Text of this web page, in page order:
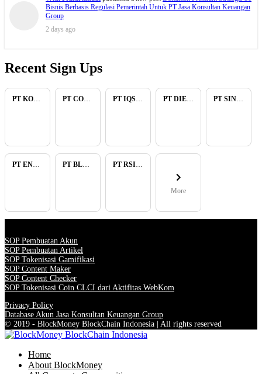
Bisnis Berbasis Regulasi Pemerintah Untuk PT Jasa Konsultan Keuangan
Group
2 days ago
Recent Sign Ups
PT KOPKAR NAWAKARA PT COMECA INDONESIA PT IQSA FAJAR INDONESIA PT DIENZEE PERKASA ABADI PT SINAR PACIFIC ENERGY
PT ENAM RATU TAYEB PT BLUELIGHT CONTINENTAL ABADI PT RSIA BUNDA ARIF
More
SOP Pembuatan Akun
SOP Pembuatan Artikel
SOP Tokenisasi Gamifikasi
SOP Content Maker
SOP Content Checker
SOP Tokenisasi Coin CLCI dari Aktifitas WebKom
Privacy Policy
Database Akun Jasa Konsultan Keuangan Group
© 2019 - BlockMoney BlockChain Indonesia | All rights reserved
Home
About BlockMoney